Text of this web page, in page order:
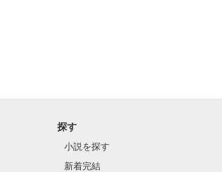
探す
小説を探す
新着完結